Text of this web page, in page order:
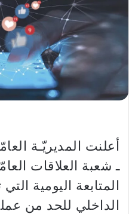
أعلنت المديريّـة
ـ شعبة العلاقات
المتابعة اليومية
الداخلي للحد من